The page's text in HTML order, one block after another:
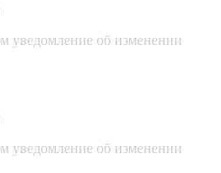
уведомление об изменении
уведомление об изменении